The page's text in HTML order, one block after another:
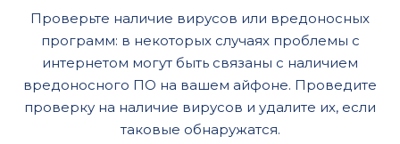
Проверьте наличие вирусов или вредоносных
программ: в некоторых случаях проблемы с
интернетом могут быть связаны с наличием
вредоносного ПО на вашем айфоне. Проведите
проверку на наличие вирусов и удалите их, если
таковые обнаружатся.